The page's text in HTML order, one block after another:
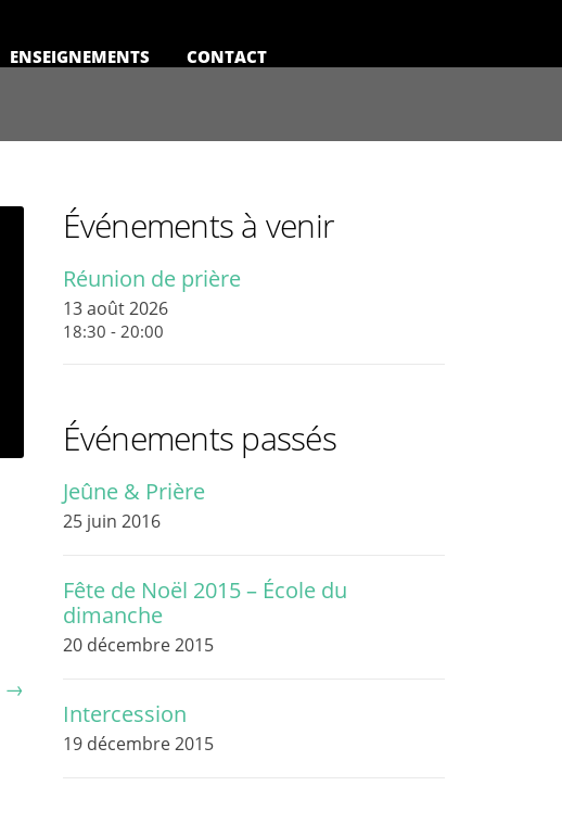
ENSEIGNEMENTS CONTACT
→
Événements à venir
Réunion de prière
13 août 2026
18:30 - 20:00
Événements passés
Jeûne & Prière
25 juin 2016
Fête de Noël 2015 – École du
dimanche
20 décembre 2015
Intercession
19 décembre 2015